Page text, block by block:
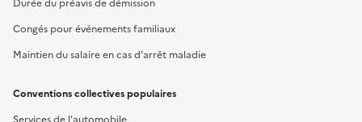
Congés pour événements familiaux
Maintien du salaire en cas d'arrêt maladie
Conventions collectives populaires